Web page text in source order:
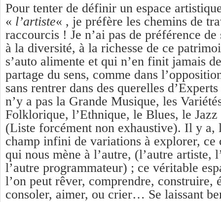
Pour tenter de définir un espace
« l’artiste« , je préfère les chemins de
raccourcis ! Je n’ai pas de préférence
à la diversité, à la richesse de ce
s’auto alimente et qui n’en finit jamais
partage du sens, comme dans
sans rentrer dans des querelles
n’y a pas la Grande Musique, les
Folklorique, l’Ethnique, le Blues, le
(Liste forcément non exhaustive). Il y
champ infini de variations à explorer, ce
qui nous mène à l’autre, (l’autre artiste,
l’autre programmateur) ; ce véritable
l’on peut rêver, comprendre, construire,
consoler, aimer, ou crier… Se laissant